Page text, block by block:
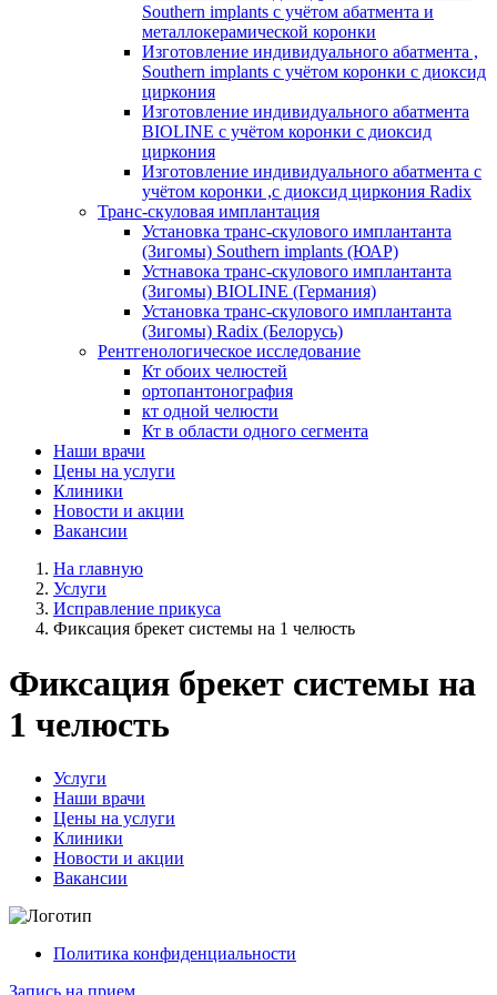
Southern implants с учётом абатмента и
металлокерамической коронки
Изготовление индивидуального абатмента ,
Southern implants с учётом коронки с диоксид
циркония
Изготовление индивидуального абатмента
BIOLINE с учётом коронки с диоксид
циркония
Изготовление индивидуального абатмента с
учётом коронки ,с диоксид циркония Radix
Транс-скуловая имплантация
Установка транс-скулового имплантанта
(Зигомы) Southern implants (ЮАР)
Устнавока транс-скулового имплантанта
(Зигомы) BIOLINE (Германия)
Установка транс-скулового имплантанта
(Зигомы) Radix (Белорусь)
Рентгенологическое исследование
Кт обоих челюстей
ортопантонография
кт одной челюсти
Кт в области одного сегмента
Наши врачи
Цены на услуги
Клиники
Новости и акции
Вакансии
На главную
Услуги
Исправление прикуса
Фиксация брекет системы на 1 челюсть
Фиксация брекет системы на
1 челюсть
Услуги
Наши врачи
Цены на услуги
Клиники
Новости и акции
Вакансии
Политика конфиденциальности